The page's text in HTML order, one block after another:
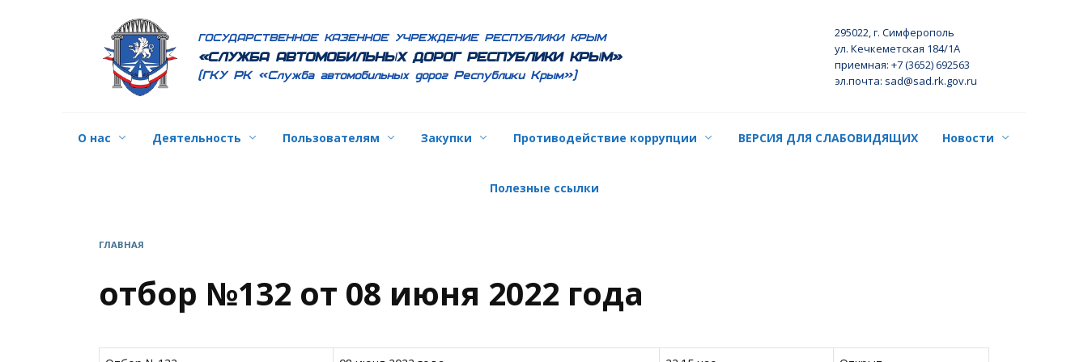
ГОСУДАРСТВЕННОЕ КАЗЕННОЕ УЧРЕЖДЕНИЕ РЕСПУБЛИКИ КРЫМ
«СЛУЖБА АВТОМОБИЛЬНЫХ ДОРОГ РЕСПУБЛИКИ КРЫМ»
(ГКУ РК «Служба автомобильных дорог Республики Крым»)
295022, г. Симферополь
ул. Кечкеметская 184/1А
приемная: +7 (3652) 692563
эл.почта: sad@sad.rk.gov.ru
О нас Деятельность Пользователям Закупки Противодействие коррупции ВЕРСИЯ ДЛЯ СЛАБОВИДЯЩИХ Новости
Полезные ссылки
ГЛАВНАЯ
отбор №132 от 08 июня 2022 года